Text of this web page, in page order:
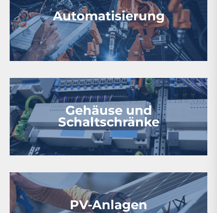
Automatisierung
Gehäuse und
Schaltschränke
PV-Anlagen